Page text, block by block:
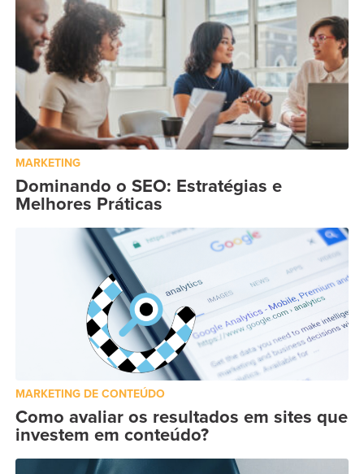
MARKETING
Dominando o SEO: Estratégias e
Melhores Práticas
MARKETING DE CONTEÚDO
Como avaliar os resultados em sites que
investem em conteúdo?